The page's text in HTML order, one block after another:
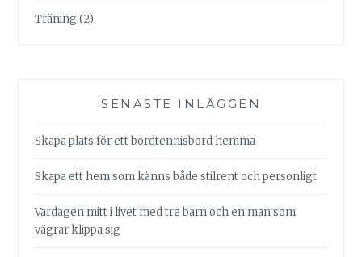
Träning (2)
SENASTE INLÄGGEN
Skapa plats för ett bordtennisbord hemma
Skapa ett hem som känns både stilrent och personligt
Vardagen mitt i livet med tre barn och en man som
vägrar klippa sig